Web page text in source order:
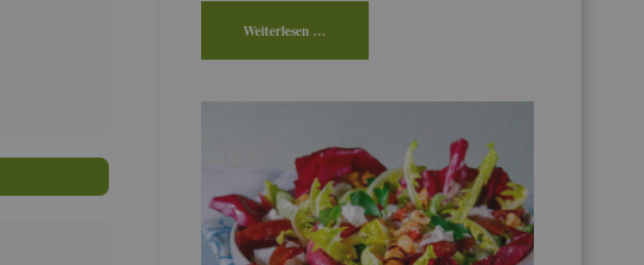
Wei­ter­le­sen …